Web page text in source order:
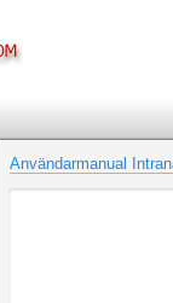
Användarmanual